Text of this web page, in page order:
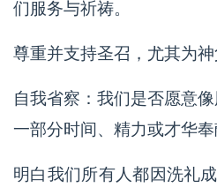
们服务与祈祷。
尊重并支持圣召，尤其为神
自我省察：我们是否愿意
一部分时间、精力或才华
明白我们所有人都因洗礼